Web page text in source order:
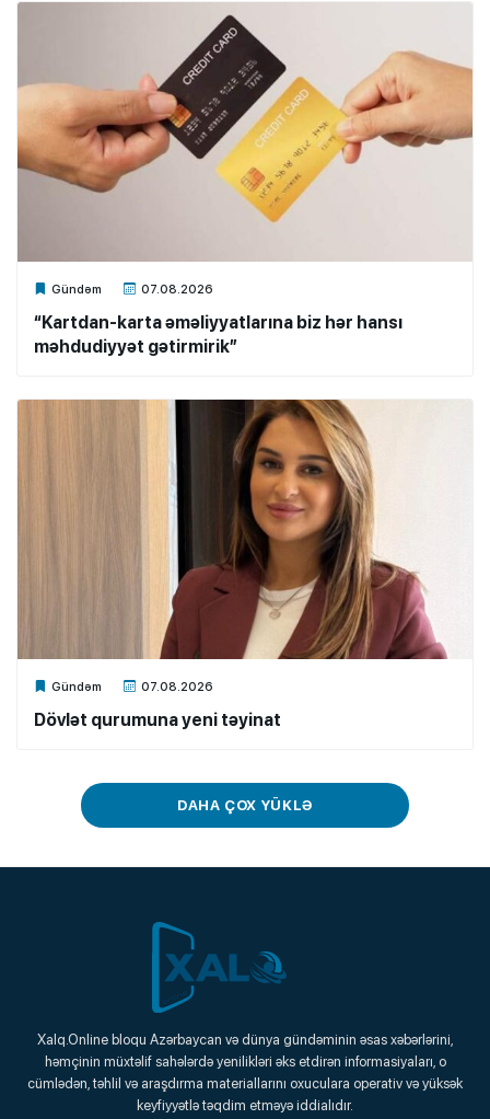
Gündəm 07.08.2026
Xalq.Online
“Kartdan-karta əməliyyatlarına biz hər hansı
məhdudiyyət gətirmirik”
Gündəm 07.08.2026
Xalq.Online
Dövlət qurumuna yeni təyinat
DAHA ÇOX YÜKLƏ
Xalq.Online
Onlayn Platforma
Xalq.Online bloqu Azərbaycan və dünya gündəminin əsas xəbərlərini,
həmçinin müxtəlif sahələrdə yenilikləri əks etdirən informasiyaları, o
cümlədən, təhlil və araşdırma materiallarını oxuculara operativ və yüksək
keyfiyyətlə təqdim etməyə iddialıdır.